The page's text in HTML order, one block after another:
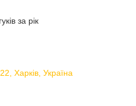
за рік
Харків, Україна